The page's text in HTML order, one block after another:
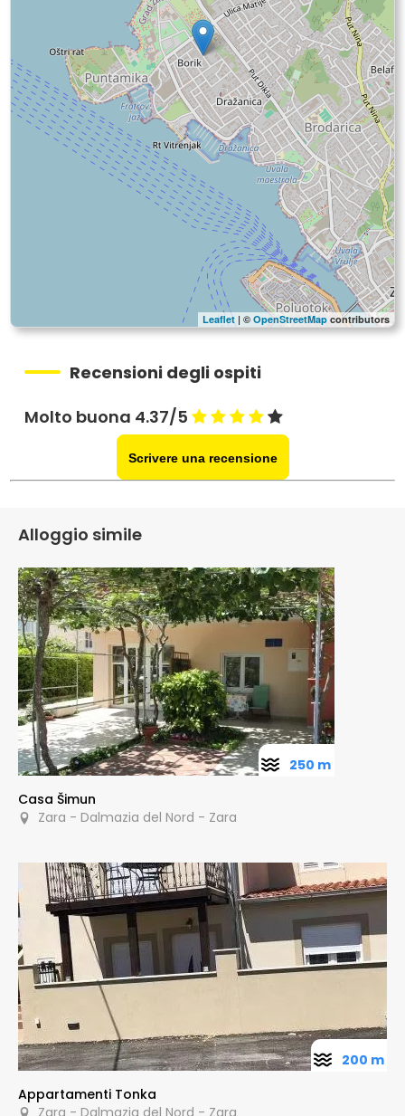
Leaflet | ©OpenStreetMap contributors
Recensioni degli ospiti
Molto buona 4.37/5
Scrivere una recensione
Alloggio simile
Casa Šimun
Zara - Dalmazia del Nord - Zara
250 m
Appartamenti Tonka
Zara - Dalmazia del Nord - Zara
200 m